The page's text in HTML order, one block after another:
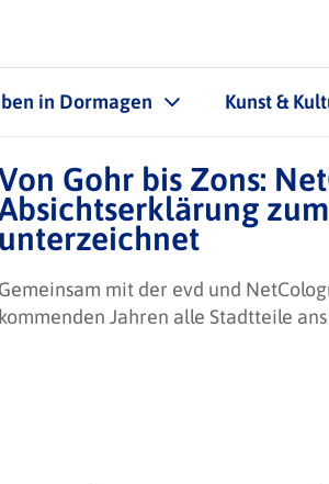
in Dormagen Kunst &
Gohr bis Zons:
unterzeichnet
Gemeinsam mit der evd und
kommenden Jahren alle Stadtteile